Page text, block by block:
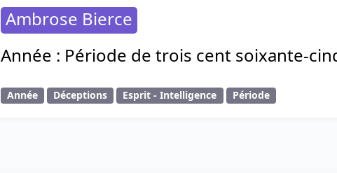
Ambrose Bierce
Année : Période de trois cent soixante-
Année Déceptions Esprit - Intelligence Période